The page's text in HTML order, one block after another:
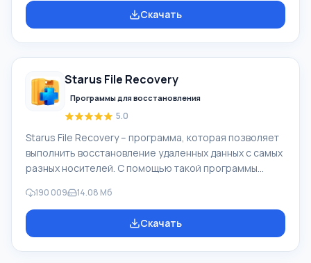
Microsoft. Функционал Windows Movie Maker:
Захватывать видео с разных источников
Maker - добавить можно фоновую аудиодорожку,
использовать между
Скачать
Starus File Recovery
Программы для восстановления
5.0
Starus File Recovery – программа, которая позволяет
выполнить восстановление удаленных данных с самых
разных носителей. С помощью такой программы
разными способами. Например, они были удалены
мимо Корзины, скрыты под воздействием
вредоносного программного обеспечения, утеряны
190 009 14.08 Мб
Скачать